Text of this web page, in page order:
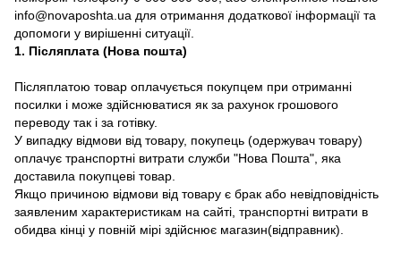
info@novaposhta.ua для отримання додаткової інформації та
допомоги у вирішенні ситуації.
1. Післяплата (Нова пошта)
Післяплатою товар оплачується покупцем при отриманні
посилки і може здійснюватися як за рахунок грошового
переводу так і за готівку.
У випадку відмови від товару, покупець (одержувач товару)
оплачує транспортні витрати служби "Нова Пошта", яка
доставила покупцеві товар.
Якщо причиною відмови від товару є брак або невідповідність
заявленим характеристикам на сайті, транспортні витрати в
обидва кінці у повній мірі здійснює магазин(відправник).